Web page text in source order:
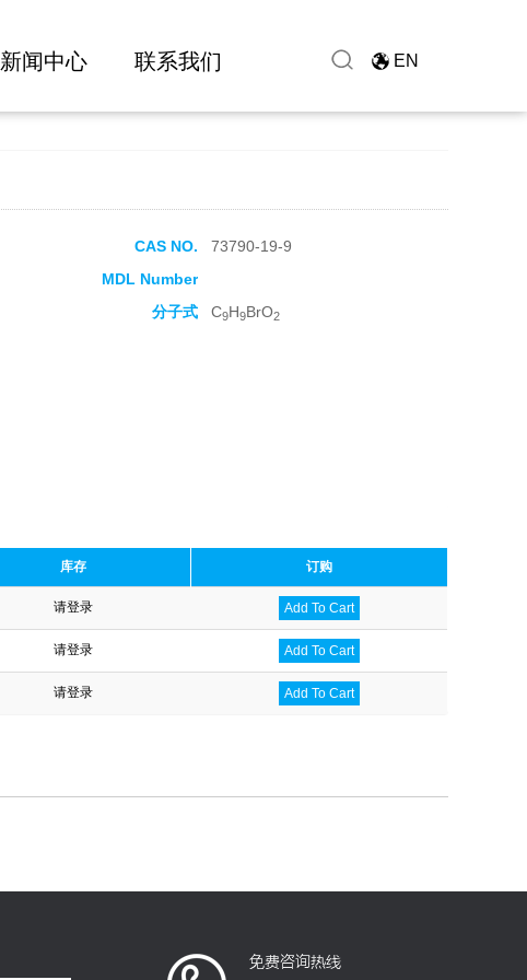
新闻中心 联系我们 EN
CAS NO.
73790-19-9
MDL Number
分子式 C9H9BrO2
库存 订购
请登录 Add To Cart
请登录 Add To Cart
请登录 Add To Cart